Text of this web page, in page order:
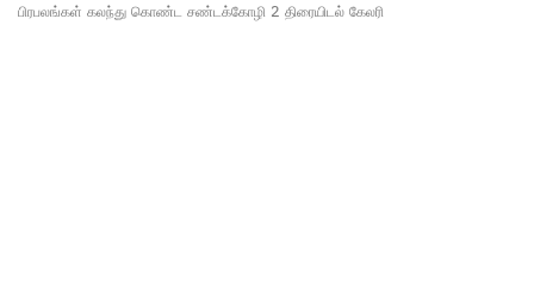
பிரபலங்கள் கலந்து கொண்ட சண்டக்கோழி 2 திரையிடல் கேலரி